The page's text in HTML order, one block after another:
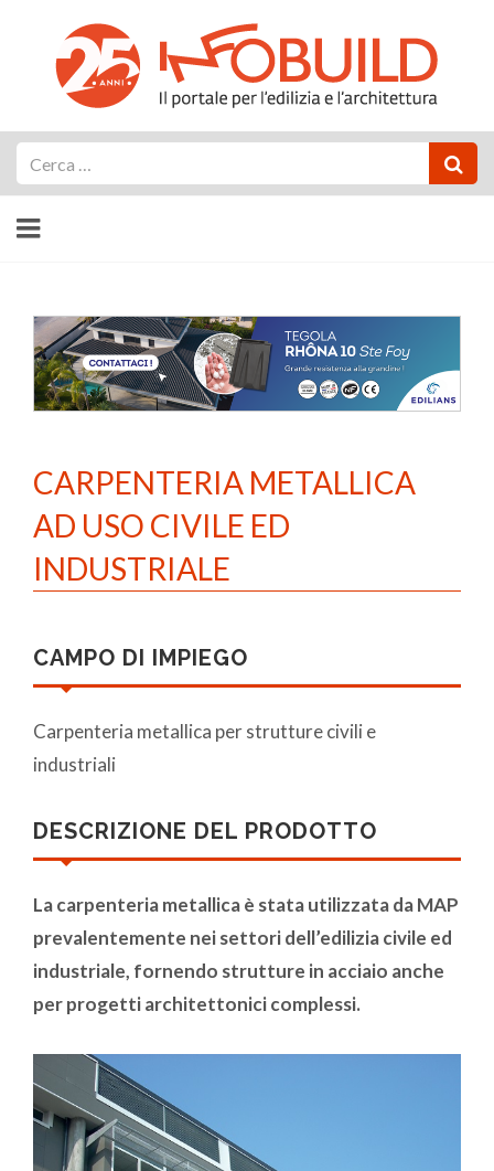
CARPENTERIA METALLICA
AD USO CIVILE ED
INDUSTRIALE
CAMPO DI IMPIEGO
Carpenteria metallica per strutture civili e
industriali
DESCRIZIONE DEL PRODOTTO
La carpenteria metallica è stata utilizzata da MAP
prevalentemente nei settori dell’edilizia civile ed
industriale, fornendo strutture in acciaio anche
per progetti architettonici complessi.